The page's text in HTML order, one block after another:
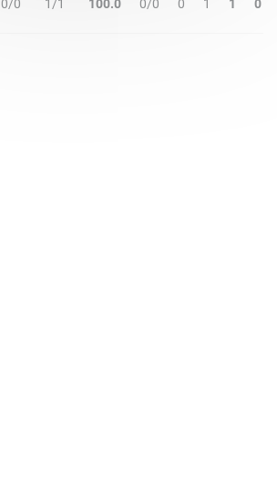
0/0 1/1 100.0 0/0 0 1 1 0